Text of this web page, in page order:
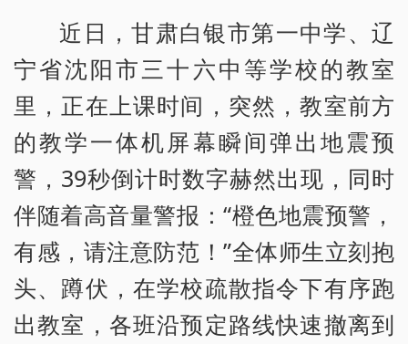
近日，甘肃白银市第一中学、辽
宁省沈阳市三十六中等学校的教室
里，正在上课时间，突然，教室前方
的教学一体机屏幕瞬间弹出地震预
警，39秒倒计时数字赫然出现，同时
伴随着高音量警报：“橙色地震预警，
有感，请注意防范！”全体师生立刻抱
头、蹲伏，在学校疏散指令下有序跑
出教室，各班沿预定路线快速撤离到